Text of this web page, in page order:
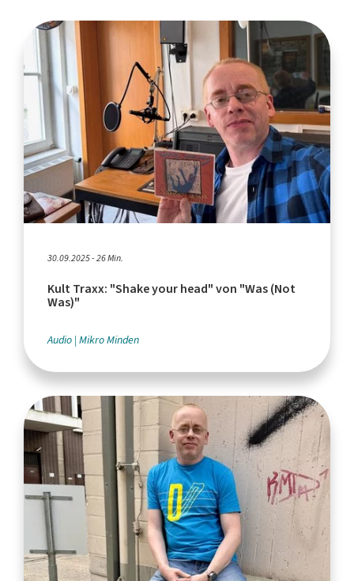
30.09.2025 - 26 Min.
Kult Traxx: "Shake your head" von "Was (Not
Was)"
Audio Mikro Minden